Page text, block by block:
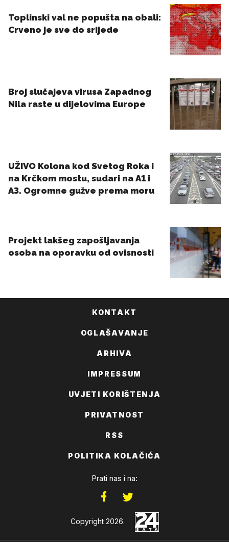
KONTAKT
OGLAŠAVANJE
ARHIVA
IMPRESSUM
UVJETI KORIŠTENJA
PRIVATNOST
RSS
POLITIKA KOLAČIĆA
Prati nas i na:
Copyright 2026.